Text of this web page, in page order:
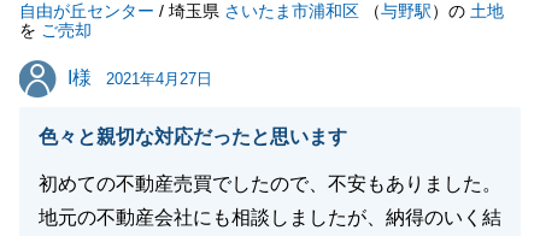
方にてできることの全てに尽力させて頂きました。
Ｔ様および買主様にも、譲歩して頂く要素がございま
したが、寛大なご対応を頂きまして、誠にありがとう
問題解消のやり取りで幾度となくご連絡をさせて頂
き、諦めずに案を出して行けたことで解決できたと思
っております。
自由が丘センター / 埼玉県 さいたま市浦和区 （与野駅）の 土地
を ご売却
I様
I様 2021年4月27日
色々と親切な対応だったと思います
初めての不動産売買でしたので、不安もありました。
地元の不動産会社にも相談しましたが、納得のいく結